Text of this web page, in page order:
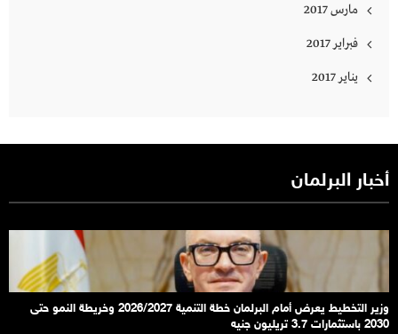
مارس 2017
فبراير 2017
يناير 2017
أخبار البرلمان
وزير التخطيط يعرض أمام البرلمان خطة التنمية 2026/2027 وخريطة النمو حتى
2030 باستثمارات 3.7 تريليون جنيه